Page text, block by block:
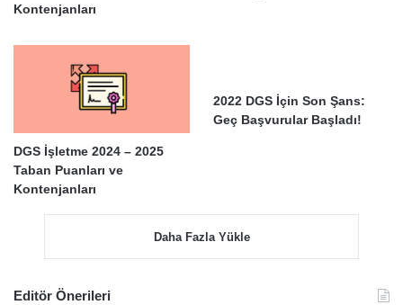
Kontenjanları
DGS İşletme 2024 – 2025
Taban Puanları ve
Kontenjanları
2022 DGS İçin Son Şans:
Geç Başvurular Başladı!
Daha Fazla Yükle
Editör Önerileri